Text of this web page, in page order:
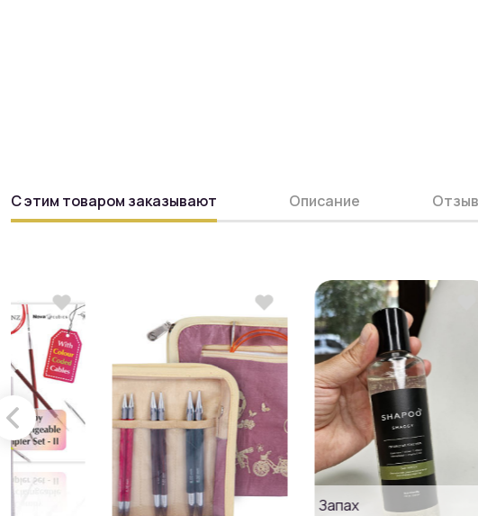
С этим товаром заказывают Описание
Запах